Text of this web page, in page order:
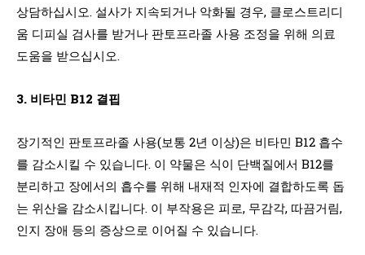
상담하십시오. 설사가 지속되거나 악화될 경우, 클로스트리디
움 디피실 검사를 받거나 판토프라졸 사용 조정을 위해 의료
도움을 받으십시오.
3. 비타민 B12 결핍
장기적인 판토프라졸 사용(보통 2년 이상)은 비타민 B12 흡수
를 감소시킬 수 있습니다. 이 약물은 식이 단백질에서 B12를
분리하고 장에서의 흡수를 위해 내재적 인자에 결합하도록 돕
는 위산을 감소시킵니다. 이 부작용은 피로, 무감각, 따끔거림,
인지 장애 등의 증상으로 이어질 수 있습니다.